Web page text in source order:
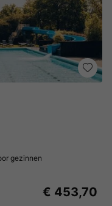
gezinnen
€ 453,70